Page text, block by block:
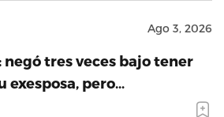
Ago 3, 2026
negó tres veces bajo tener
exesposa, pero…